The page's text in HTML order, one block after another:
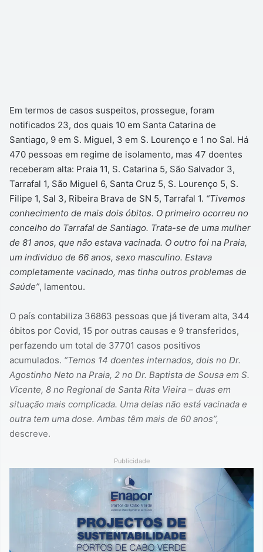
Em termos de casos suspeitos, prossegue, foram
notificados 23, dos quais 10 em Santa Catarina de
Santiago, 9 em S. Miguel, 3 em S. Lourenço e 1 no Sal. Há
470 pessoas em regime de isolamento, mas 47 doentes
receberam alta: Praia 11, S. Catarina 5, São Salvador 3,
Tarrafal 1, São Miguel 6, Santa Cruz 5, S. Lourenço 5, S.
Filipe 1, Sal 3, Ribeira Brava de SN 5, Tarrafal 1. “Tivemos
conhecimento de mais dois óbitos. O primeiro ocorreu no
concelho do Tarrafal de Santiago. Trata-se de uma mulher
de 81 anos, que não estava vacinada. O outro foi na Praia,
um individuo de 66 anos, sexo masculino. Estava
completamente vacinado, mas tinha outros problemas de
Saúde”, lamentou.
O país contabiliza 36863 pessoas que já tiveram alta, 344
óbitos por Covid, 15 por outras causas e 9 transferidos,
perfazendo um total de 37701 casos positivos
acumulados. “Temos 14 doentes internados, dois no Dr.
Agostinho Neto na Praia, 2 no Dr. Baptista de Sousa em S.
Vicente, 8 no Regional de Santa Rita Vieira – duas em
situação mais complicada. Uma delas não está vacinada e
outra tem uma dose. Ambas têm mais de 60 anos”,
descreve.
Publicidade